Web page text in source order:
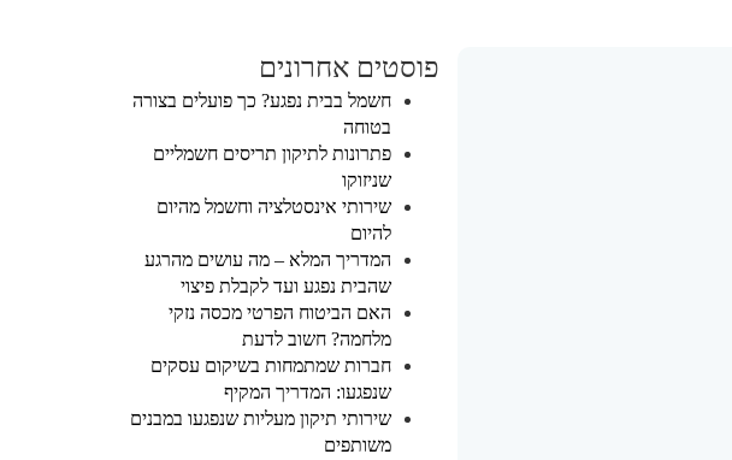
פוסטים אחרונים
חשמל בבית נפגע? כך פועלים בצורה
בטוחה
פתרונות לתיקון תריסים חשמליים
שניזוקו
שירותי אינסטלציה וחשמל מהיום
להיום
המדריך המלא – מה עושים מהרגע
שהבית נפגע ועד לקבלת פיצוי
האם הביטוח הפרטי מכסה נזקי
מלחמה? חשוב לדעת
חברות שמתמחות בשיקום עסקים
שנפגעו: המדריך המקיף
שירותי תיקון מעליות שנפגעו במבנים
משותפים